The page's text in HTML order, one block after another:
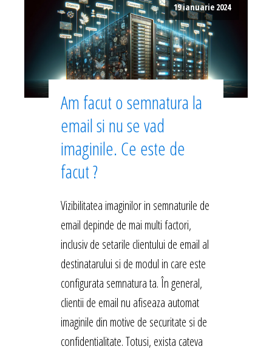
19 ianuarie 2024
Am facut o semnatura la
email si nu se vad
imaginile. Ce este de
facut ?
Vizibilitatea imaginilor in semnaturile de
email depinde de mai multi factori,
inclusiv de setarile clientului de email al
destinatarului si de modul in care este
configurata semnatura ta. În general,
clientii de email nu afiseaza automat
imaginile din motive de securitate si de
confidentialitate. Totusi, exista cateva